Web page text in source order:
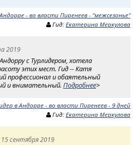
- во власти Пиренеев - "межсезонье"
Гид: Екатерина Меркулова
2019
с Турлидером, хотела
этих мест. Гид -- Катя
профессионал и обаятельный
и внимательный. Подробнее>
в Андорре - во власти Пиренеев - 9 дней
Гид: Екатерина Меркулова
сентября 2019